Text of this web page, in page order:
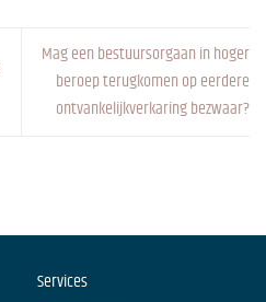
Mag een bestuursorgaan in hoger
beroep terugkomen op eerdere
ontvankelijkverkaring bezwaar?
Services